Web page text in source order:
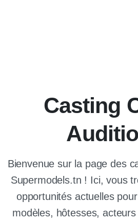
Casting
Bienvenue sur la page des
Supermodels.tn ! Ici, vous
opportunités actuelles
modèles, hôtesses,